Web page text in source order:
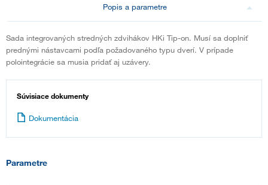
Popis a parametre
Sada integrovaných stredných zdvihákov HKi Tip-on. Musí sa doplniť
prednými nástavcami podľa požadovaného typu dverí. V prípade
polointegrácie sa musia pridať aj uzávery.
Súvisiace dokumenty
Dokumentácia
Parametre